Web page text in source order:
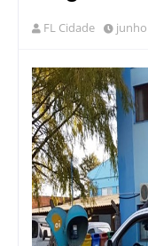
FL Cidade junho